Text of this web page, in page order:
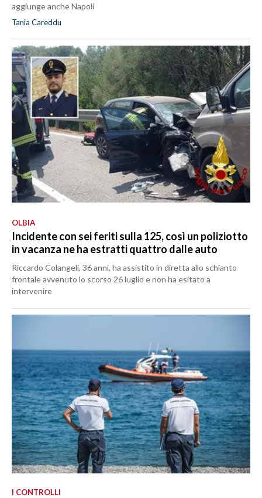
aggiunge anche Napoli
Tania Careddu
OLBIA
Incidente con sei feriti sulla 125, così un poliziotto
in vacanza ne ha estratti quattro dalle auto
Riccardo Colangeli, 36 anni, ha assistito in diretta allo schianto
frontale avvenuto lo scorso 26 luglio e non ha esitato a
intervenire
I CONTROLLI